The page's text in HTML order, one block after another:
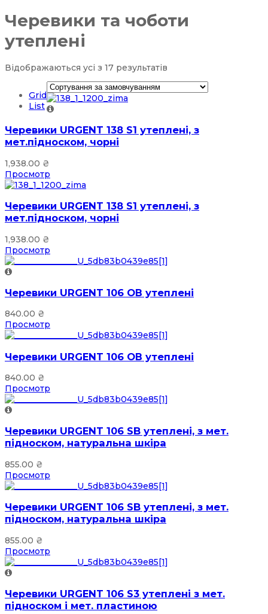
Черевики та чоботи
утеплені
Відображаються усі з 17 результатів
Grid
List
Черевики URGENT 138 S1 утеплені, з
мет.підноском, чорні
1,938.00 ₴
Просмотр
Черевики URGENT 138 S1 утеплені, з
мет.підноском, чорні
1,938.00 ₴
Просмотр
Черевики URGENT 106 ОВ утеплені
840.00 ₴
Просмотр
Черевики URGENT 106 ОВ утеплені
840.00 ₴
Просмотр
Черевики URGENT 106 SB утеплені, з мет.
підноском, натуральна шкіра
855.00 ₴
Просмотр
Черевики URGENT 106 SB утеплені, з мет.
підноском, натуральна шкіра
855.00 ₴
Просмотр
Черевики URGENT 106 S3 утеплені з мет.
підноском і мет. пластиною